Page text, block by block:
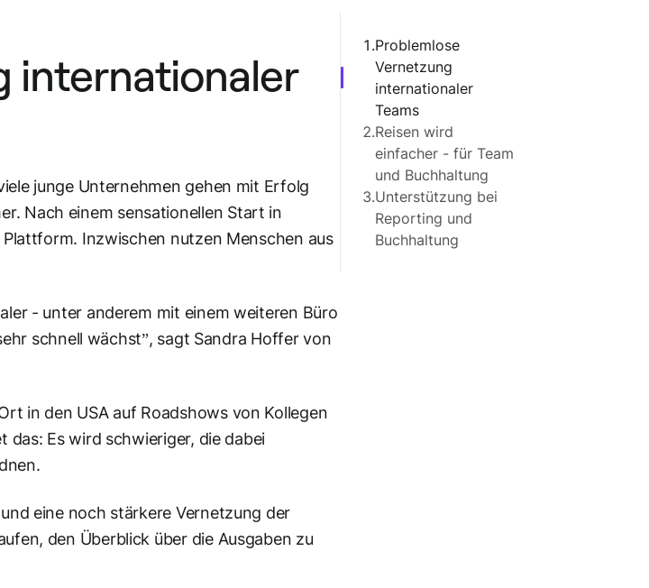
internationaler
junge Unternehmen gehen mit Erfolg
Nach einem sensationellen Start in
Inzwischen nutzen Menschen aus
- unter anderem mit einem weiteren Büro
schnell wächst”, sagt Sandra Hoffer von
in den USA auf Roadshows von Kollegen
das: Es wird schwieriger, die dabei
eine noch stärkere Vernetzung der
den Überblick über die Ausgaben zu
1.Problemlose
Vernetzung
internationaler
Teams
2.Reisen wird
einfacher - für Team
und Buchhaltung
3.Unterstützung bei
Reporting und
Buchhaltung